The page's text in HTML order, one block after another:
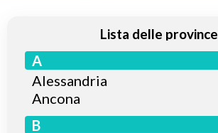
Lista delle province
A
Alessandria
Ancona
B